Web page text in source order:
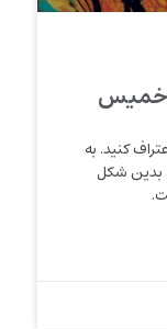
خمیس
کنید. به
بدین شکل